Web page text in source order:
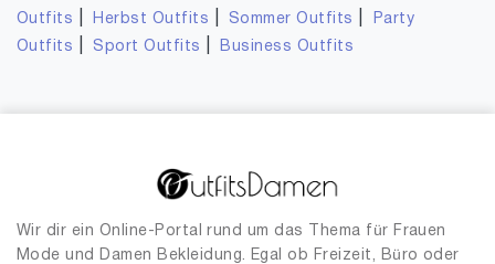
Outfits
Herbst Outfits Sommer Outfits
Party
Outfits
Sport Outfits Business Outfits
Wir dir ein Online-Portal rund um das Thema für Frauen
Mode und Damen Bekleidung. Egal ob Freizeit, Büro oder